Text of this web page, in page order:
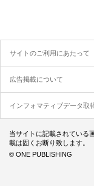
サイトのご利用にあたって
広告掲載について
インフォマティブデータ取
当サイトに記載されている
載は固くお断り致します。
© ONE PUBLISHING